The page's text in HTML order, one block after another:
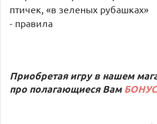
птичек, «в зеленых рубашках»
- правила
Приобретая игру в нашем
про полагающиеся Вам